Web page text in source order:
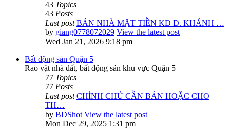
43 Topics
43 Posts
Last post BÁN NHÀ MẶT TIỀN KD Đ. KHÁNH …
by giang0778072029 View the latest post
Wed Jan 21, 2026 9:18 pm
Bất động sản Quận 5
Rao vặt nhà đất, bất động sản khu vực Quận 5
77 Topics
77 Posts
Last post CHÍNH CHỦ CẦN BÁN HOẶC CHO
TH…
by BDShot View the latest post
Mon Dec 29, 2025 1:31 pm